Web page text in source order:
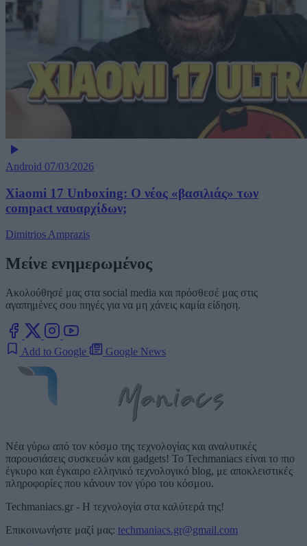
Android 07/03/2026
Xiaomi 17 Unboxing: Ο νέος «βασιλιάς» των
compact ναυαρχίδων;
Dimitrios Amprazis
Μείνε ενημερωμένος
Ακολούθησέ μας στα social media και πρόσθεσέ μας στις
αγαπημένες σου πηγές για να μη χάνεις καμία είδηση.
Add to Google Google News
Νέα γύρω από τον κόσμο της τεχνολογίας και αναλυτικές
παρουσιάσεις συσκευών και gadgets! Το Techmaniacs είναι το πιο
έγκυρο και έγκαιρο ελληνικό τεχνολογικό blog, με αποκλειστικές
πληροφορίες που κάνουν τον γύρο του κόσμου.
Techmaniacs.gr - Η τεχνολογία στα καλύτερά της!
Επικοινωνήστε μαζί μας: techmaniacs.gr@gmail.com